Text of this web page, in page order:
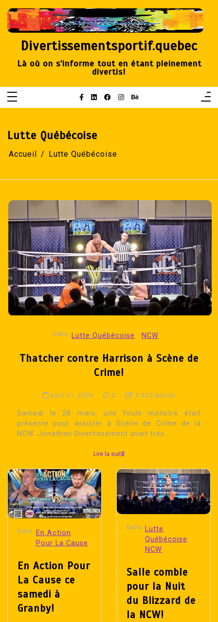
contenu
Divertissementsportif.quebec
Là où on s'informe tout en étant pleinement
divertis!
Lutte Québécoise
Accueil Lutte Québécoise
Dans Lutte Québécoise NCW
Thatcher contre Harrison à Scène de
Crime!
avril 21, 2026 0 5 410 words
Samedi le 28 mars, une foule monstre était
présente pour assister à Scène de Crime de la
NCW. Jonathan Divertissement avait très...
Lire la suite
Dans
En Action
Pour La Cause
En Action Pour
La Cause ce
samedi à
Granby!
Dans
Lutte
Québécoise
NCW
Salle comble
pour la Nuit
du Blizzard de
la NCW!